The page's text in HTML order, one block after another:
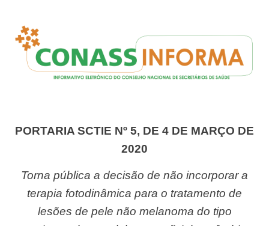
PORTARIA SCTIE Nº 5, DE 4 DE MARÇO DE
2020
Torna pública a decisão de não incorporar a
terapia fotodinâmica para o tratamento de
lesões de pele não melanoma do tipo